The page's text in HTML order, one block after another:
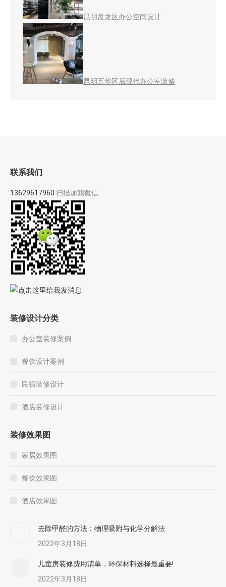
昆明盘龙区办公空间设计
昆明五华区后现代办公室装修
联系我们
13629617960 扫描加我微信
装修设计分类
办公室装修案例
餐饮设计案例
民宿装修设计
酒店装修设计
装修效果图
家居效果图
餐饮效果图
酒店效果图
去除甲醛的方法：物理吸附与化学分解法
2022年3月18日
儿童房装修费用清单，环保材料选择最重要!
2022年3月18日